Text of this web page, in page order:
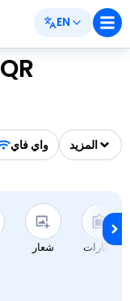
EN
رابط إلى رمز QR
واي فاي المزيد
شعار إطارات